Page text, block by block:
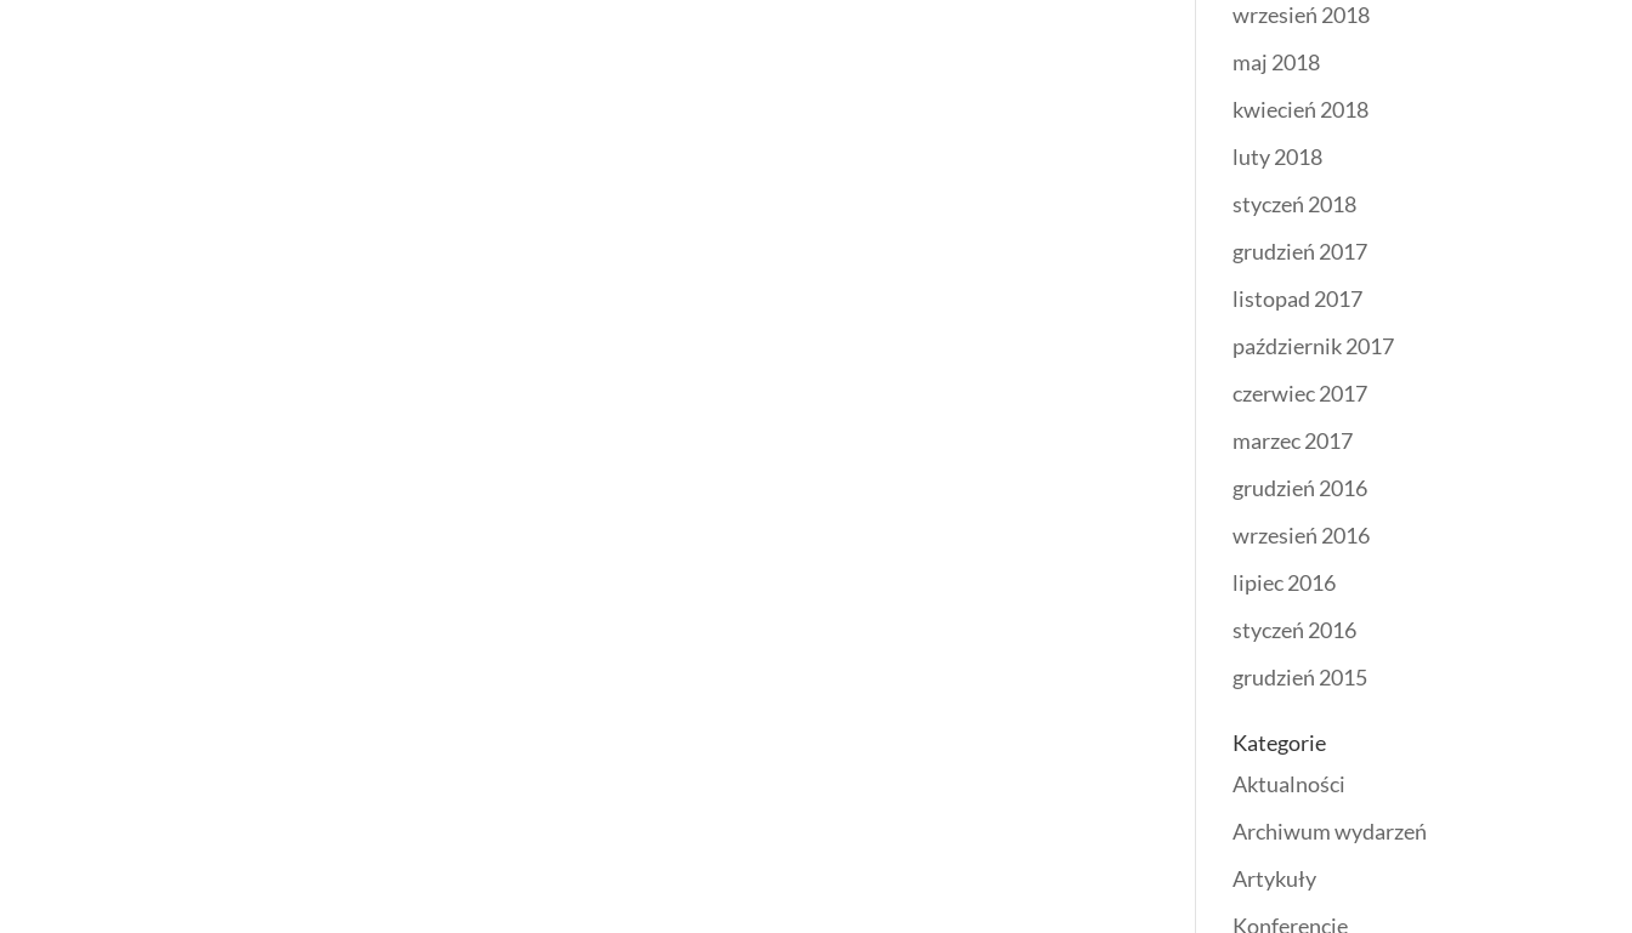
wrzesień 2018
maj 2018
kwiecień 2018
luty 2018
styczeń 2018
grudzień 2017
listopad 2017
październik 2017
czerwiec 2017
marzec 2017
grudzień 2016
wrzesień 2016
lipiec 2016
styczeń 2016
grudzień 2015
Kategorie
Aktualności
Archiwum wydarzeń
Artykuły
Konferencje